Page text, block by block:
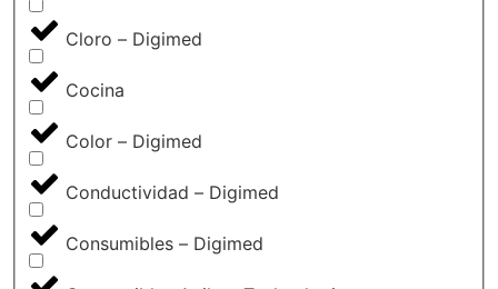
Cloro – Digimed
Cocina
Color – Digimed
Conductividad – Digimed
Consumibles – Digimed